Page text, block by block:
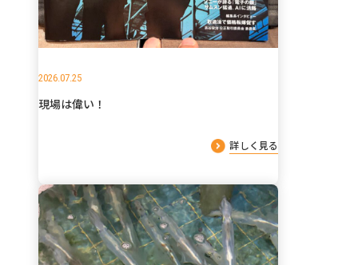
2026.07.25
現場は偉い！
詳しく見る